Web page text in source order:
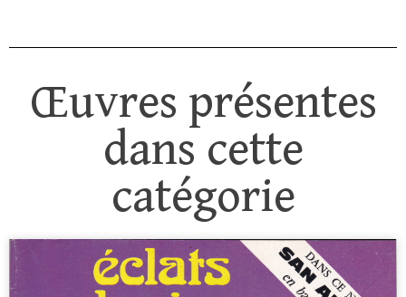
Œuvres présentes
dans cette
catégorie